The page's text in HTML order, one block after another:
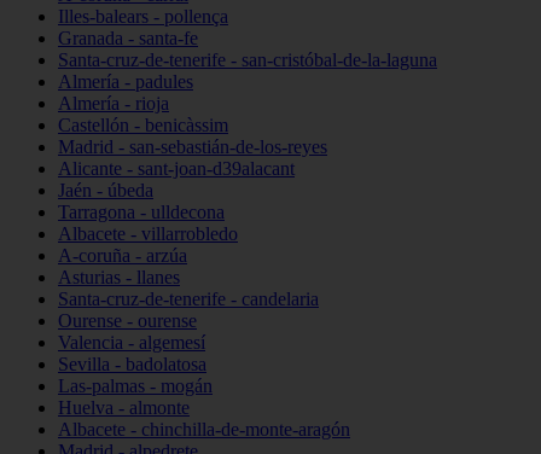
Illes-balears - pollença
Granada - santa-fe
Santa-cruz-de-tenerife - san-cristóbal-de-la-laguna
Almería - padules
Almería - rioja
Castellón - benicàssim
Madrid - san-sebastián-de-los-reyes
Alicante - sant-joan-d39alacant
Jaén - úbeda
Tarragona - ulldecona
Albacete - villarrobledo
A-coruña - arzúa
Asturias - llanes
Santa-cruz-de-tenerife - candelaria
Ourense - ourense
Valencia - algemesí
Sevilla - badolatosa
Las-palmas - mogán
Huelva - almonte
Albacete - chinchilla-de-monte-aragón